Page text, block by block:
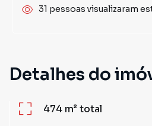
Detalhes do
474 m²total
31 pessoas visualizaram